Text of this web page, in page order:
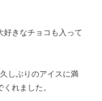
好きなチョコも入って
しぶりのアイスに満
れました。